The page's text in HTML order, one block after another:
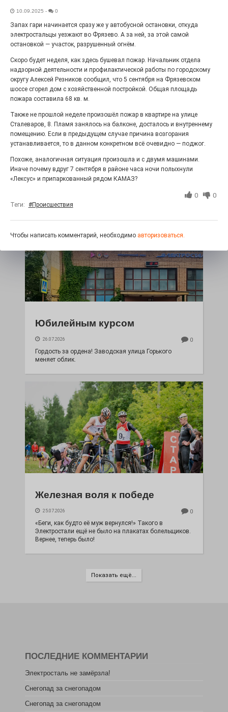
дважды порадует проект «Районы-кварталы».
100 футов под килем!
Юбилейным курсом
26.07.2026 0
Гордость за ордена! Заводская улица Горького
меняет облик.
Железная воля к победе
25.07.2026 0
«Беги, как будто её муж вернулся!» Такого в
Электростали ещё не было на плакатах болельщиков.
Вернее, теперь было!
Показать ещё...
10.09.2025 - 0
Запах гари начинается сразу же у автобусной остановки, откуда
электростальцы уезжают во Фрязево. А за ней, за этой самой
остановкой — участок, разрушенный огнём.
Скоро будет неделя, как здесь бушевал пожар. Начальник отдела
надзорной деятельности и профилактической работы по городскому
округу Алексей Резников сообщил, что 5 сентября на Фрязевском
шоссе сгорел дом с хозяйственной постройкой. Общая площадь
пожара составила 68 кв. м.
Также не прошлой неделе произошёл пожар в квартире на улице
Сталеваров, 8. Пламя занялось на балконе, досталось и внутреннему
помещению. Если в предыдущем случае причина возгорания
устанавливается, то в данном конкретном всё очевидно — поджог.
Похоже, аналогичная ситуация произошла и с двумя машинами.
Иначе почему вдруг 7 сентября в районе часа ночи полыхнули
«Лексус» и припаркованный рядом КАМАЗ?
0 0
Теги: #Происшествия
Чтобы написать комментарий, необходимо авторизоваться.
ПОСЛЕДНИЕ КОММЕНТАРИИ
Электросталь не замёрзла!
Снегопад за снегопадом
Снегопад за снегопадом